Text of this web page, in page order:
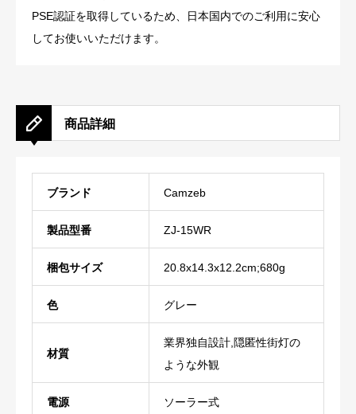
PSE認証を取得しているため、日本国内でのご利用に安心
してお使いいただけます。
商品詳細
ブランド ‎Camzeb
製品型番 ‎ZJ-15WR
梱包サイズ ‎20.8x14.3x12.2cm;680g
色 ‎グレー
材質
‎業界独自設計,隠匿性街灯の
ような外観
電源 ‎ソーラー式